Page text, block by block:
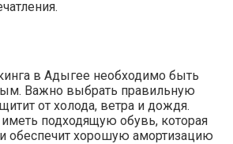
в Адыгее необходимо быть
Важно выбрать правильную
от холода, ветра и дождя.
подходящую обувь, которая
обеспечит хорошую амортизацию